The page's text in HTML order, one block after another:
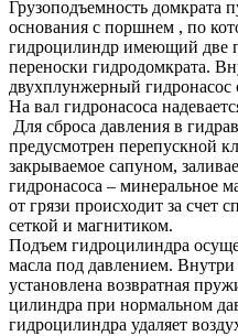
Грузоподъемность домкрата
основания с поршнем , по
гидроцилиндр имеющий две
переноски гидродомкрата.
двухплунжерный
На вал гидронасоса
Для сброса давления в
предусмотрен перепускной
закрываемое сапуном,
гидронасоса – минеральное
от грязи происходит за счет
сеткой и магнитиком.
Подъем гидроцилиндра
масла под давлением.
установлена возвратная
цилиндра при нормальном
гидроцилиндра удаляет